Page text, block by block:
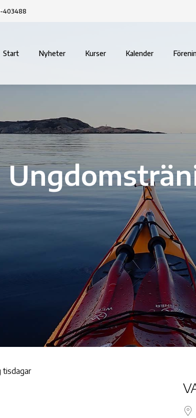
403488
Start Nyheter Kurser Kalender
tisdagar